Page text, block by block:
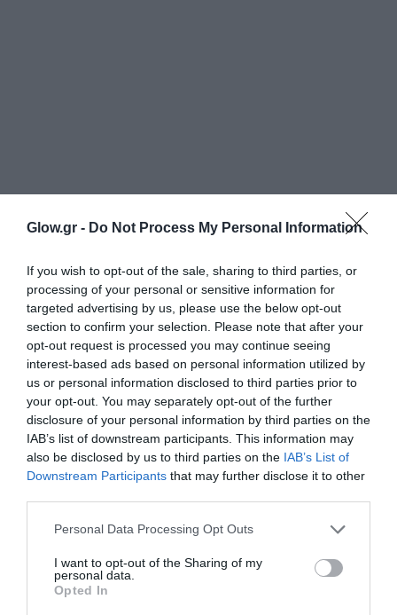
Glow.gr - Do Not Process My Personal Information
If you wish to opt-out of the sale, sharing to third parties, or
processing of your personal or sensitive information for
targeted advertising by us, please use the below opt-out
section to confirm your selection. Please note that after your
opt-out request is processed you may continue seeing
interest-based ads based on personal information utilized by
us or personal information disclosed to third parties prior to
your opt-out. You may separately opt-out of the further
disclosure of your personal information by third parties on the
IAB’s list of downstream participants. This information may
also be disclosed by us to third parties on the IAB’s List of
Downstream Participants that may further disclose it to other
Personal Data Processing Opt Outs
I want to opt-out of the Sharing of my
personal data.
Opted In